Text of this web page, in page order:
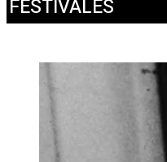
FESTIVALES